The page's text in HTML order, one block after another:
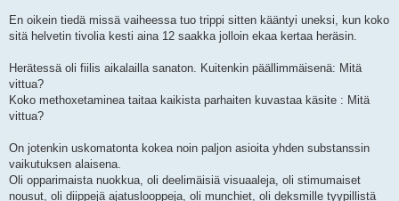
En oikein tiedä missä vaiheessa tuo trippi sitten kääntyi uneksi, kun koko
sitä helvetin tivolia kesti aina 12 saakka jolloin ekaa kertaa heräsin.
Herätessä oli fiilis aikalailla sanaton. Kuitenkin päällimmäisenä: Mitä
vittua?
Koko methoxetaminea taitaa kaikista parhaiten kuvastaa käsite : Mitä
vittua?
On jotenkin uskomatonta kokea noin paljon asioita yhden substanssin
vaikutuksen alaisena.
Oli opparimaista nuokkua, oli deelimäisiä visuaaleja, oli stimumaiset
nousut, oli diippejä ajatuslooppeja, oli munchiet, oli deksmille tyypillistä